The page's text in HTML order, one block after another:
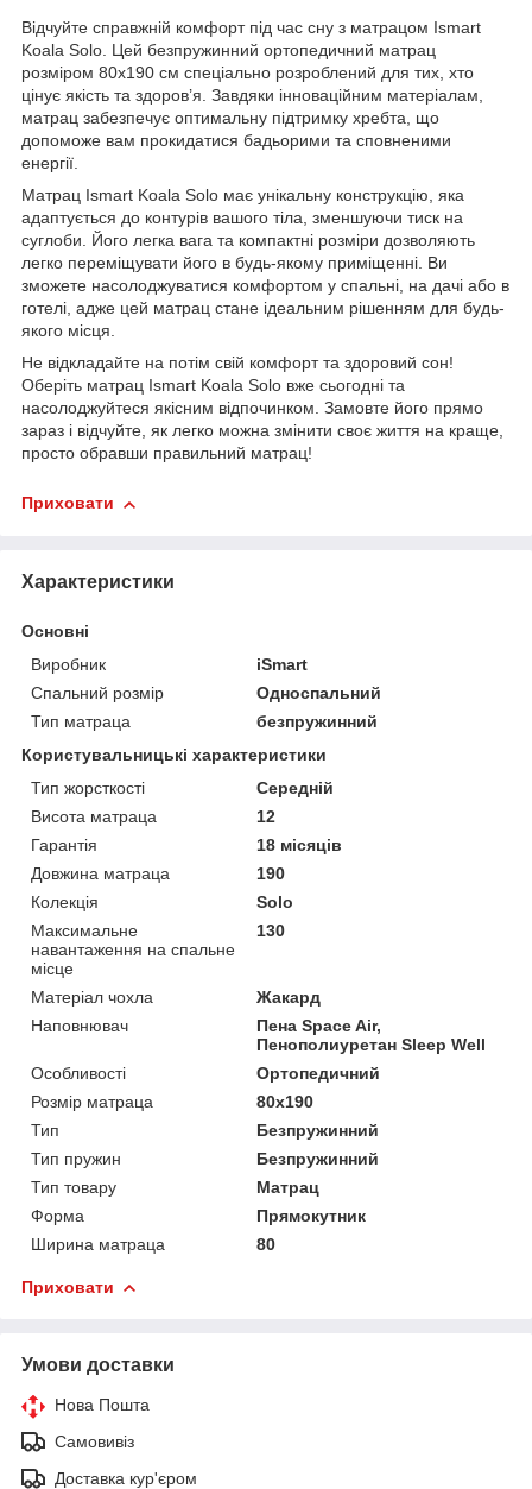
Відчуйте справжній комфорт під час сну з матрацом Ismart
Koala Solo. Цей безпружинний ортопедичний матрац
розміром 80х190 см спеціально розроблений для тих, хто
цінує якість та здоров’я. Завдяки інноваційним матеріалам,
матрац забезпечує оптимальну підтримку хребта, що
допоможе вам прокидатися бадьорими та сповненими
енергії.
Матрац Ismart Koala Solo має унікальну конструкцію, яка
адаптується до контурів вашого тіла, зменшуючи тиск на
суглоби. Його легка вага та компактні розміри дозволяють
легко переміщувати його в будь-якому приміщенні. Ви
зможете насолоджуватися комфортом у спальні, на дачі або в
готелі, адже цей матрац стане ідеальним рішенням для будь-
якого місця.
Не відкладайте на потім свій комфорт та здоровий сон!
Оберіть матрац Ismart Koala Solo вже сьогодні та
насолоджуйтеся якісним відпочинком. Замовте його прямо
зараз і відчуйте, як легко можна змінити своє життя на краще,
просто обравши правильний матрац!
Приховати
Характеристики
Основні
Виробник
iSmart
Спальний розмір
Односпальний
Тип матраца
безпружинний
Користувальницькі характеристики
Тип жорсткості
Середній
Висота матраца
12
Гарантія
18 місяців
Довжина матраца
190
Колекція
Solo
Максимальне
навантаження на спальне
місце
130
Матеріал чохла
Жакард
Наповнювач
Пена Space Air,
Пенополиуретан Sleep Well
Особливості
Ортопедичний
Розмір матраца
80х190
Тип
Безпружинний
Тип пружин
Безпружинний
Тип товару
Матрац
Форма
Прямокутник
Ширина матраца
80
Приховати
Умови доставки
Нова Пошта
Самовивіз
Доставка кур'єром